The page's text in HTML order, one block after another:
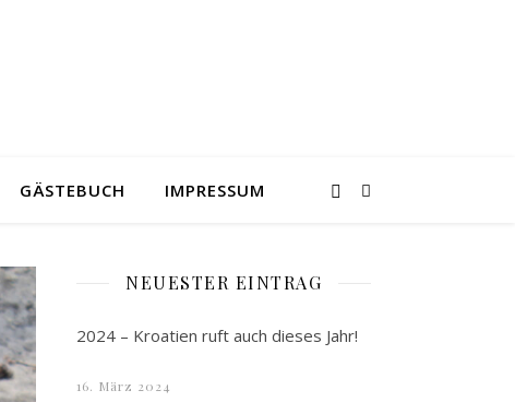
GÄSTEBUCH IMPRESSUM
NEUESTER EINTRAG
2024 – Kroatien ruft auch dieses Jahr!
16. März 2024